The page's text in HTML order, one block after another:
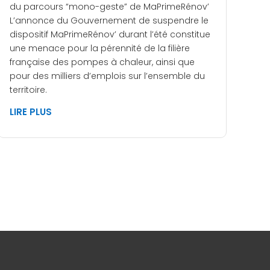
du parcours “mono-geste” de MaPrimeRénov’
L’annonce du Gouvernement de suspendre le
dispositif MaPrimeRénov’ durant l’été constitue
une menace pour la pérennité de la filière
française des pompes à chaleur, ainsi que
pour des milliers d’emplois sur l’ensemble du
territoire.
LIRE PLUS